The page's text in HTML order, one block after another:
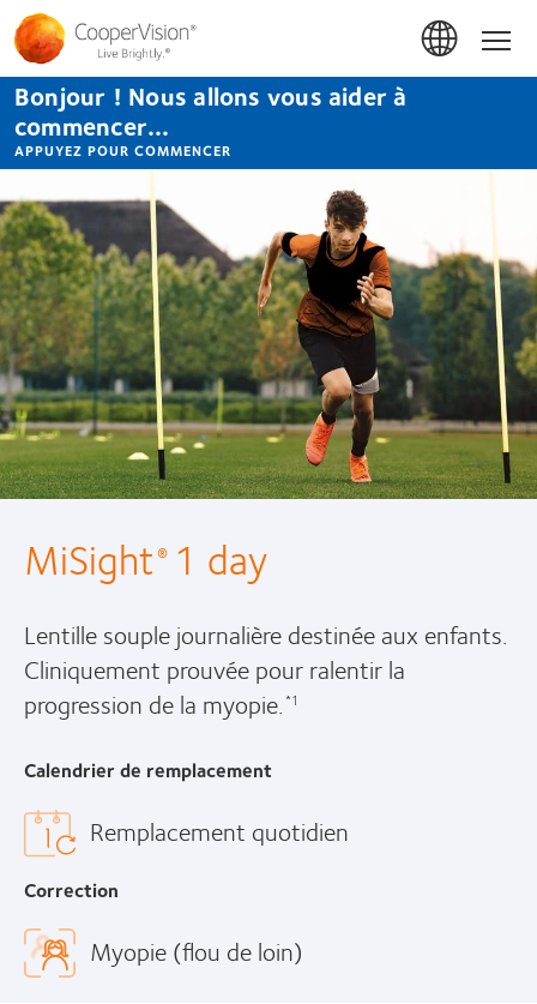
Aller
au
contenu
principal
Bonjour ! Nous allons vous aider à
commencer...
APPUYEZ POUR COMMENCER
MiSight®1 day
Lentille souple journalière destinée aux enfants.
Cliniquement prouvée pour ralentir la
progression de la myopie. *1
Calendrier de remplacement
Remplacement quotidien
Correction
Myopie (flou de loin)